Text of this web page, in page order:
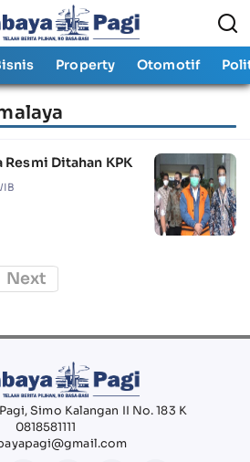
Property Otomotif
Ditahan KPK
Next
Simo Kalangan II No. 183 K
0818581111